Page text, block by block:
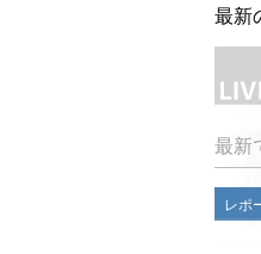
最新
最新
レポ